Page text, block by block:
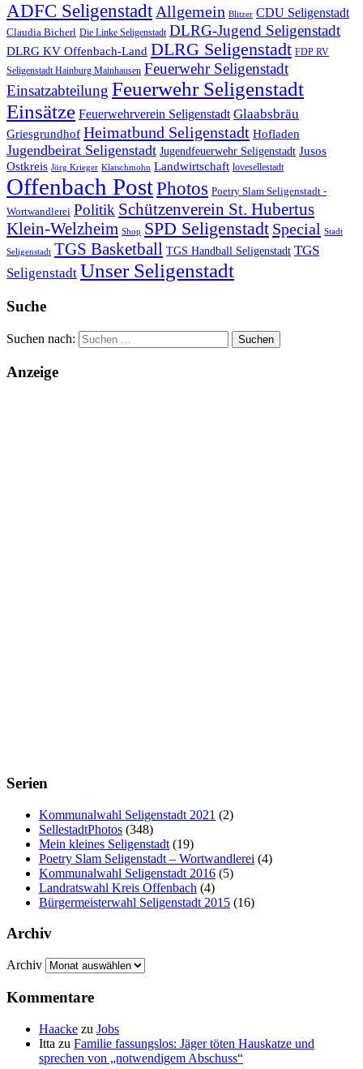
ADFC SeligenstadtAllgemein Blitzer CDU Seligenstadt
Claudia Bicherl Die Linke Seligenstadt DLRG-Jugend Seligenstadt
DLRG KV Offenbach-Land DLRG Seligenstadt FDP RV
Seligenstadt Hainburg Mainhausen Feuerwehr Seligenstadt
Einsatzabteilung Feuerwehr Seligenstadt
Einsätze Feuerwehrverein Seligenstadt Glaabsbräu
Griesgrundhof Heimatbund Seligenstadt Hofladen
Jugendbeirat Seligenstadt Jugendfeuerwehr Seligenstadt Jusos
Ostkreis Jörg Krieger Klatschmohn Landwirtschaft lovesellestadt
Offenbach PostPhotos Poetry Slam Seligenstadt -
Wortwandlerei Politik Schützenverein St. Hubertus
Klein-Welzheim Shop SPD Seligenstadt Special Stadt
Seligenstadt TGS Basketball TGS Handball Seligenstadt TGS
Seligenstadt Unser Seligenstadt
Suche
Suchen nach:
Anzeige
Serien
Kommunalwahl Seligenstadt 2021 (2)
SellestadtPhotos (348)
Mein kleines Seligenstadt (19)
Poetry Slam Seligenstadt – Wortwandlerei (4)
Kommunalwahl Seligenstadt 2016 (5)
Landratswahl Kreis Offenbach (4)
Bürgermeisterwahl Seligenstadt 2015 (16)
Archiv
Archiv
Kommentare
Haacke zu Jobs
Itta zu Familie fassungslos: Jäger töten Hauskatze und
sprechen von „notwendigem Abschuss“